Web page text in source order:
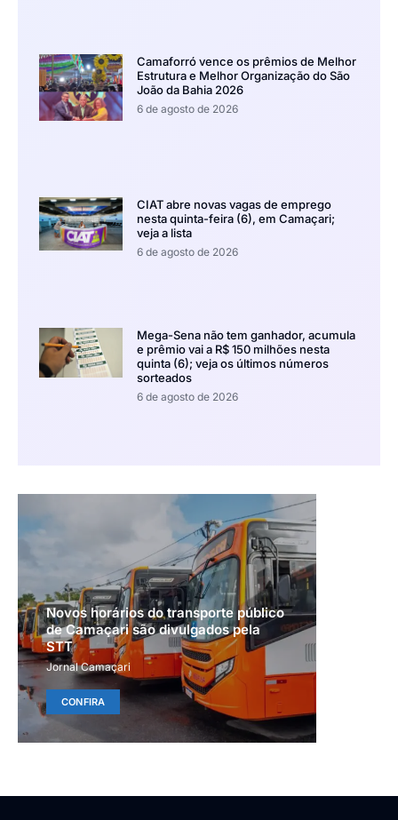
Camaforró vence os prêmios de Melhor
Estrutura e Melhor Organização do São
João da Bahia 2026
6 de agosto de 2026
CIAT abre novas vagas de emprego
nesta quinta-feira (6), em Camaçari;
veja a lista
6 de agosto de 2026
Mega-Sena não tem ganhador, acumula
e prêmio vai a R$ 150 milhões nesta
quinta (6); veja os últimos números
sorteados
6 de agosto de 2026
Novos horários do transporte público
de Camaçari são divulgados pela
STT
Jornal Camaçari
CONFIRA